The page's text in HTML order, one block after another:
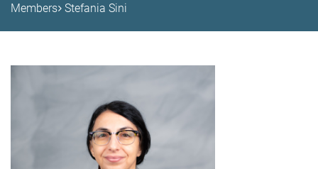
Members Stefania Sini